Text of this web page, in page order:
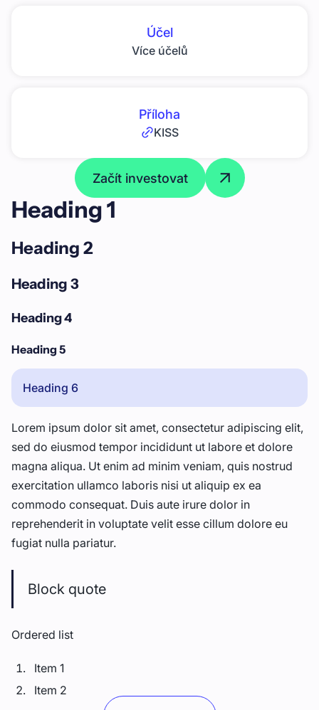
Účel
Více účelů
Příloha
KISS
Začít investovat
Heading 1
Heading 2
Heading 3
Heading 4
Heading 5
Heading 6
Lorem ipsum dolor sit amet, consectetur adipiscing elit,
sed do eiusmod tempor incididunt ut labore et dolore
magna aliqua. Ut enim ad minim veniam, quis nostrud
exercitation ullamco laboris nisi ut aliquip ex ea
commodo consequat. Duis aute irure dolor in
reprehenderit in voluptate velit esse cillum dolore eu
fugiat nulla pariatur.
Block quote
Ordered list
Item 1
Item 2